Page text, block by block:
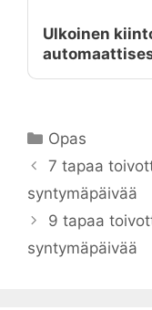
Ulkoinen
Kategoriat
Opas
7 tapaa
syntymäpäivää
9 tapaa
syntymäpäivää